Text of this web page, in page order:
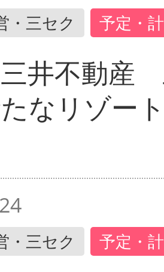
・三セク 予定・
井不動産
なリゾー
・三セク 予定・